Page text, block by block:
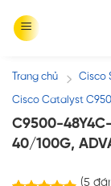
Trang chủ / Cisco
Cisco Catalyst
C9500-
40/100G,
(5